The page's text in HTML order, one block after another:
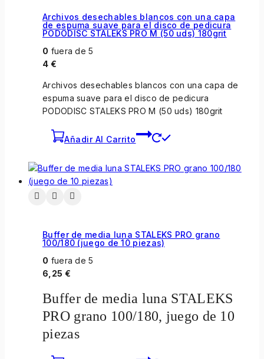
Archivos desechables blancos con una capa
de espuma suave para el disco de pedicura
PODODISC STALEKS PRO M (50 uds) 180grit
0 fuera de 5
4 €
Archivos desechables blancos con una capa de
espuma suave para el disco de pedicura
PODODISC STALEKS PRO M (50 uds) 180grit
Añadir Al Carrito
Buffer de media luna STALEKS PRO grano
100/180 (juego de 10 piezas)
0 fuera de 5
6,25 €
Buffer de media luna STALEKS
PRO grano 100/180, juego de 10
piezas